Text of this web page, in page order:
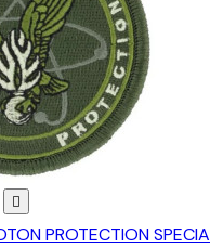

PROTECTION